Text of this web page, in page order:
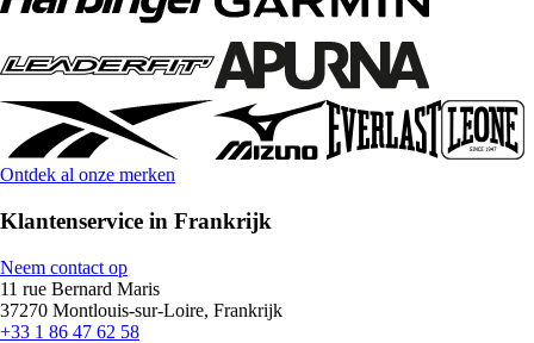
Ontdek al onze merken
Klantenservice in Frankrijk
Neem contact op
11 rue Bernard Maris
37270 Montlouis-sur-Loire, Frankrijk
+33 1 86 47 62 58